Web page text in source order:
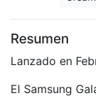
Resumen
Lanzado en
El Samsung